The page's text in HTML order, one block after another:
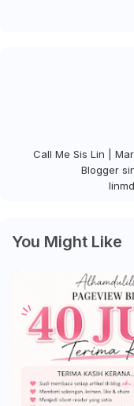
Call Me Sis Lin |
Blogger
You Might Like